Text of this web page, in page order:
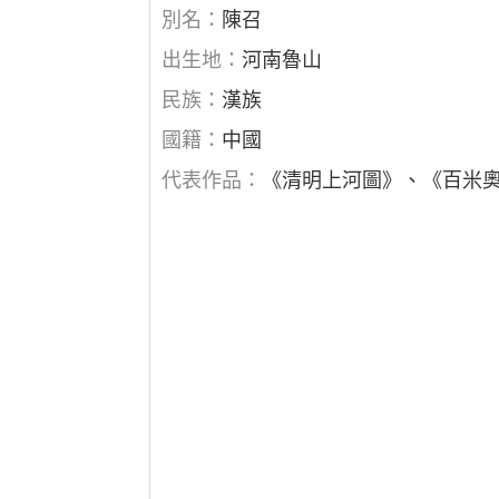
別名： 陳召
出生地：河南魯山
民族： 漢族
國籍： 中國
代表作品：
《清明上河圖》、《百米